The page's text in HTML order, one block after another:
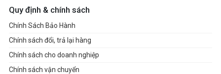
Quy định & chính sách
Chính Sách Bảo Hành
Chính sách đổi, trả lại hàng
Chính sách cho doanh nghiệp
Chính sách vận chuyển